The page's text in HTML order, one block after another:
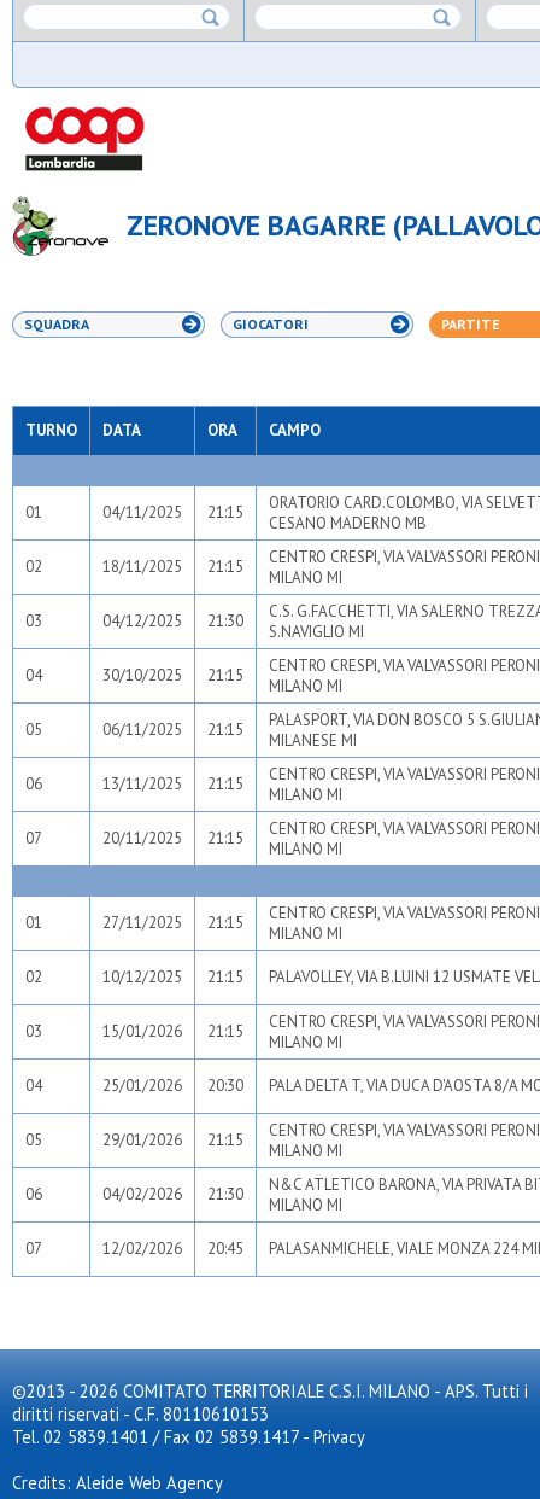
ZERONOVE BAGARRE
SQUADRA GIOCATORI PARTITE
TURNO DATA ORA CAMPO
01 04/11/2025 21:15
ORATORIO CARD.COLOMBO, VIA
CESANO MADERNO MB
02 18/11/2025 21:15
CENTRO CRESPI, VIA VALVASSORI
MILANO MI
03 04/12/2025 21:30
C.S. G.FACCHETTI, VIA SALERNO
S.NAVIGLIO MI
04 30/10/2025 21:15
CENTRO CRESPI, VIA VALVASSORI
MILANO MI
05 06/11/2025 21:15
PALASPORT, VIA DON BOSCO 5
MILANESE MI
06 13/11/2025 21:15
CENTRO CRESPI, VIA VALVASSORI
MILANO MI
07 20/11/2025 21:15
CENTRO CRESPI, VIA VALVASSORI
MILANO MI
01 27/11/2025 21:15
CENTRO CRESPI, VIA VALVASSORI
MILANO MI
02 10/12/2025 21:15 PALAVOLLEY, VIA B.LUINI 12 USMATE
03 15/01/2026 21:15
CENTRO CRESPI, VIA VALVASSORI
MILANO MI
04 25/01/2026 20:30 PALA DELTA T, VIA DUCA D'AOSTA 8/A
05 29/01/2026 21:15
CENTRO CRESPI, VIA VALVASSORI
MILANO MI
06 04/02/2026 21:30
N&C ATLETICO BARONA, VIA PRIVATA
MILANO MI
07 12/02/2026 20:45 PALASANMICHELE, VIALE MONZA 224
©2013 - 2026 COMITATO TERRITORIALE C.S.I. MILANO - APS. Tutti i
diritti riservati - C.F. 80110610153
Tel. 02 5839.1401 / Fax 02 5839.1417 - Privacy
Credits: Aleide Web Agency